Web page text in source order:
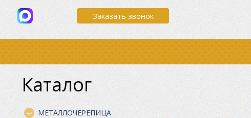
Заказать звонок
Каталог
МЕТАЛЛОЧЕРЕПИЦА